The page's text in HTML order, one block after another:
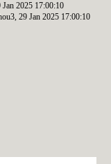
2025 17:00:10
29 Jan 2025 17:00:10